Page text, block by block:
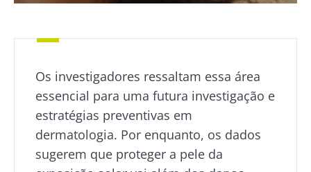
Os investigadores ressaltam essa área
essencial para uma futura investigação e
estratégias preventivas em
dermatologia. Por enquanto, os dados
sugerem que proteger a pele da